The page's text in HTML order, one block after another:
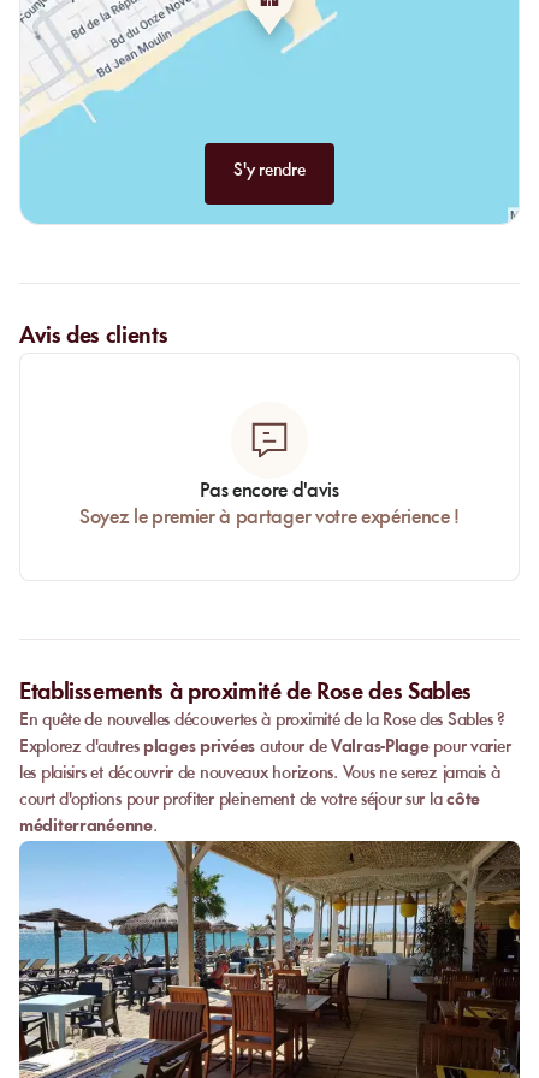
S'y rendre
Avis des clients
Pas encore d'avis
Soyez le premier à partager votre expérience !
Etablissements à proximité de Rose des Sables
En quête de nouvelles découvertes à proximité de la Rose des Sables ?
Explorez d'autres plages privées autour de Valras-Plagepour varier
les plaisirs et découvrir de nouveaux horizons. Vous ne serez jamais à
court d'options pour profiter pleinement de votre séjour sur lacôte
méditerranéenne.